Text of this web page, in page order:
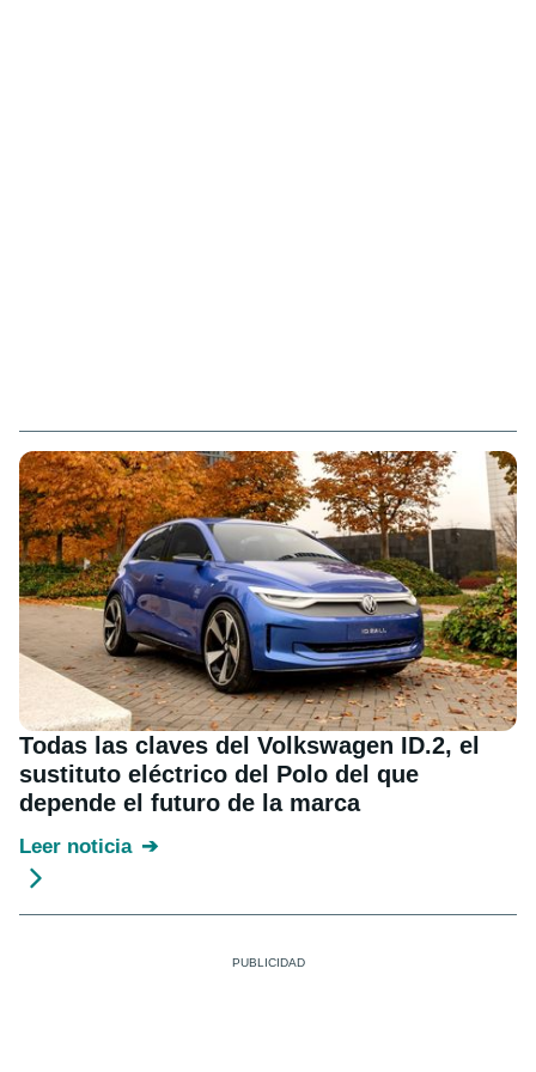
Todas las claves del Volkswagen ID.2, el
sustituto eléctrico del Polo del que
depende el futuro de la marca
Leer noticia